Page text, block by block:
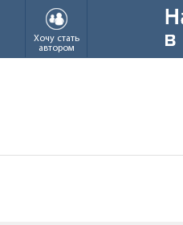
Хочу стать
автором